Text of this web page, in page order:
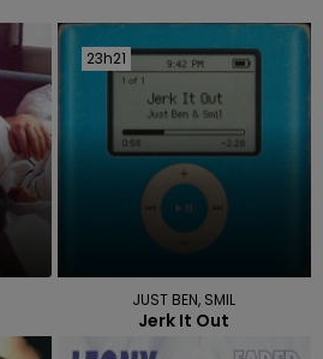
23h21
23h21
JUST BEN, SMIL
Jerk It Out